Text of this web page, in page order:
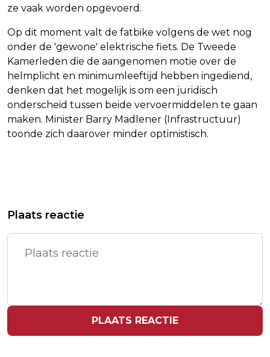
ze vaak worden opgevoerd.
Op dit moment valt de fatbike volgens de wet nog
onder de 'gewone' elektrische fiets. De Tweede
Kamerleden die de aangenomen motie over de
helmplicht en minimumleeftijd hebben ingediend,
denken dat het mogelijk is om een juridisch
onderscheid tussen beide vervoermiddelen te gaan
maken. Minister Barry Madlener (Infrastructuur)
toonde zich daarover minder optimistisch.
ALS OPPONENT IN DAVIS CUP FINALS
HANDBIKER VALIZE PAKT NA
TIJDRITTITEL OOK OPNIEUW GOUD IN
WEGRIT
Plaats reactie
PLAATS REACTIE